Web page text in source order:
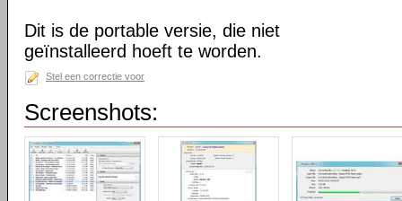
Dit is de portable versie, die niet
geïnstalleerd hoeft te worden.
Stel een correctie voor
Screenshots: